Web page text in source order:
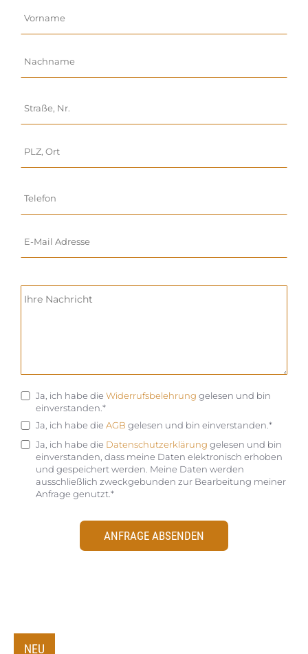
Ja, ich habe die Widerrufsbelehrung gelesen und bin
einverstanden.*
Ja, ich habe die AGB gelesen und bin einverstanden.*
Ja, ich habe die Datenschutzerklärung gelesen und bin
einverstanden, dass meine Daten elektronisch erhoben
und gespeichert werden. Meine Daten werden
ausschließlich zweckgebunden zur Bearbeitung meiner
Anfrage genutzt.*
ANFRAGE ABSENDEN
NEU